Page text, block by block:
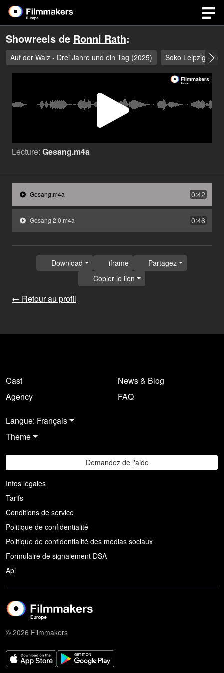
Showreels de Ronni Rath:
Auf der Walz - Drei Jahre und ein Tag (2025) Soko Leipzig -
Lire
la
vidéo
Lecture: Gesang.m4a
Gesang.m4a 0:42
Gesang 2.0.m4a 0:46
← Retour au profil
Download iframe
Partagez
Copier le lien
Cast
Agency
News & Blog
FAQ
Langue: Français
Theme
Demandez de l'aide
Infos légales
Tarifs
Conditions de service
Politique de confidentialité
Politique de confidentialité des médias sociaux
Formulaire de signalement DSA
Api
© 2026 Filmmakers